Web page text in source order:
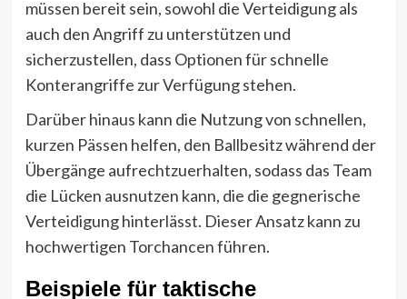
müssen bereit sein, sowohl die Verteidigung als
auch den Angriff zu unterstützen und
sicherzustellen, dass Optionen für schnelle
Konterangriffe zur Verfügung stehen.
Darüber hinaus kann die Nutzung von schnellen,
kurzen Pässen helfen, den Ballbesitz während der
Übergänge aufrechtzuerhalten, sodass das Team
die Lücken ausnutzen kann, die die gegnerische
Verteidigung hinterlässt. Dieser Ansatz kann zu
hochwertigen Torchancen führen.
Beispiele für taktische